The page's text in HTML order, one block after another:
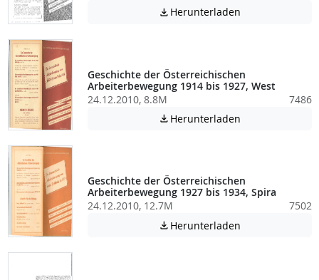
 Herunterladen
Geschichte der Österreichischen
Arbeiterbewegung 1914 bis 1927, West
24.12.2010, 8.8M
7486
 Herunterladen
Geschichte der Österreichischen
Arbeiterbewegung 1927 bis 1934, Spira
24.12.2010, 12.7M
7502
 Herunterladen